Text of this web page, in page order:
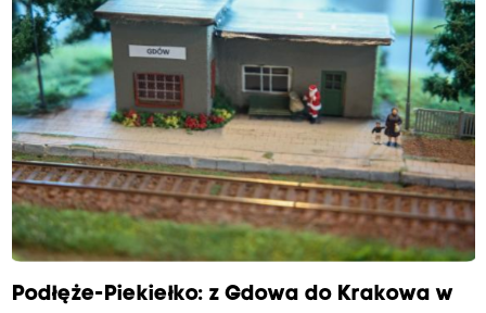
Podłęże-Piekiełko: z Gdowa do Krakowa w